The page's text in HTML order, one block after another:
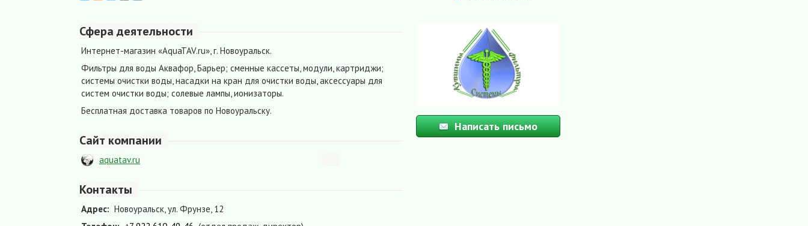
Сфера деятельности
Интернет-магазин «AquaTAV.ru», г. Новоуральск.
Фильтры для воды Аквафор, Барьер; сменные кассеты, модули, картриджи;
системы очистки воды, насадки на кран для очистки воды, аксессуары для
систем очистки воды; солевые лампы, ионизаторы.
Бесплатная доставка товаров по Новоуральску.
Сайт компании
aquatav.ru
Контакты
Адрес: Новоуральск, ул. Фрунзе, 12
Написать письмо